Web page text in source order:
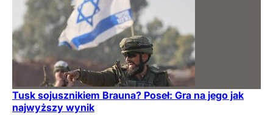
Tusk sojusznikiem Brauna? Poseł: Gra na jego jak
najwyższy wynik